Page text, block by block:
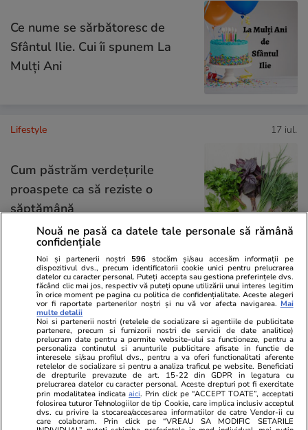
Ce nume se sărbătoresc de
Sfântul Ilie. Cui îi spunem La
Mulți Ani
Lifestyle 17 iul.
Cum păstrăm verdețurile
proaspete ca să reziste o
săptămână
Știri România 17 iul.
Sfântul Ilie – tradiții, obiceiuri și
superstiții. Ce să nu faci de
Sfântul Ilie
Știri România 18 iul.
Nouă ne pasă ca datele tale personale să rămână
confidențiale
Noi și partenerii noștri 596 stocăm și/sau accesăm informații pe
dispozitivul dvs., precum identificatorii cookie unici pentru prelucrarea
datelor cu caracter personal. Puteți accepta sau gestiona preferințele dvs.
făcând clic mai jos, respectiv vă puteți opune utilizării unui interes legitim
în orice moment pe pagina cu politica de confidențialitate. Aceste alegeri
vor fi raportate partenerilor noștri și nu vă vor afecta navigarea. Mai
multe detalii
Noi si partenerii nostri (retelele de socializare si agentiile de publicitate
partenere, precum si furnizorii nostri de servicii de date analitice)
prelucram date pentru a permite website-ului sa functioneze, pentru a
personaliza continutul si anunturile publicitare afisate in functie de
interesele si/sau profilul dvs., pentru a va oferi functionalitati aferente
retelelor de socializare si pentru a analiza traficul pe website. Beneficiati
de drepturile prevazute de art. 15-22 din GDPR in legatura cu
prelucrarea datelor cu caracter personal. Aceste drepturi pot fi exercitate
prin modalitatea indicataaici. Prin click pe “ACCEPT TOATE”, acceptati
folosirea tuturor Tehnologiilor de tip Cookie, care implica inclusiv acceptul
dvs. cu privire la stocarea/accesarea informatiilor de catre Vendor-ii cu
care colaboram. Prin click pe “VREAU SA MODIFIC SETARILE